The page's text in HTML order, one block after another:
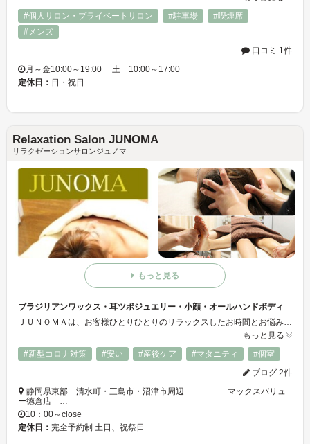
#個人サロン・プライベートサロン
#駐車場
#喫煙席
#メンズ
口コミ 1件
月～金10:00～19:00 土 10:00～17:00
定休日： 日・祝日
Relaxation Salon JUNOMA
リラクゼーションサロンジュノマ
もっと見る
ブラジリアンワックス・耳ツボジュエリー・小顔・オールハンドボディ
ＪＵＮＯＭＡは、お客様ひとりひとりのリラックスしたお時間とお悩みの改善を目的とした アンチエイジングケアを目的としたサロンです。 ・人気のブラジリアンワックスは、リピーター様多数！V・I・Oの処理は女子必須です!!! アンダーヘアのお手入れは今や常識！ その日のうちに短時間でつるつるすべすべになれるのが最大のメリットです。 完全予約制・完全個室で安心して受けられます ・耳ツボジュエリーでオシャレに体質改善★ ・小顔デトックスでリフトアップ・顔痩せ・シワ・タルミを改善!! 30代～60代の方に人気です。 ・JUNOMAボディメニュー1番人気の『全身オイルトリートメント』でデトックス・お疲れのお身体バランスを整えましょう。 JUNOMAは小さな住宅街にあるサロンです サロン経験12年以上のエステティシャン2名が施術させて頂きます。本物のトリートメントを実感ください。
もっと見る
#新型コロナ対策
#安い #産後ケア #マタニティ
#個室
ブログ 2件
静岡県東部 清水町・三島市・沼津市周辺 マックスバリュ
ー徳倉店 …
10：00～close
定休日： 完全予約制 土日、祝祭日